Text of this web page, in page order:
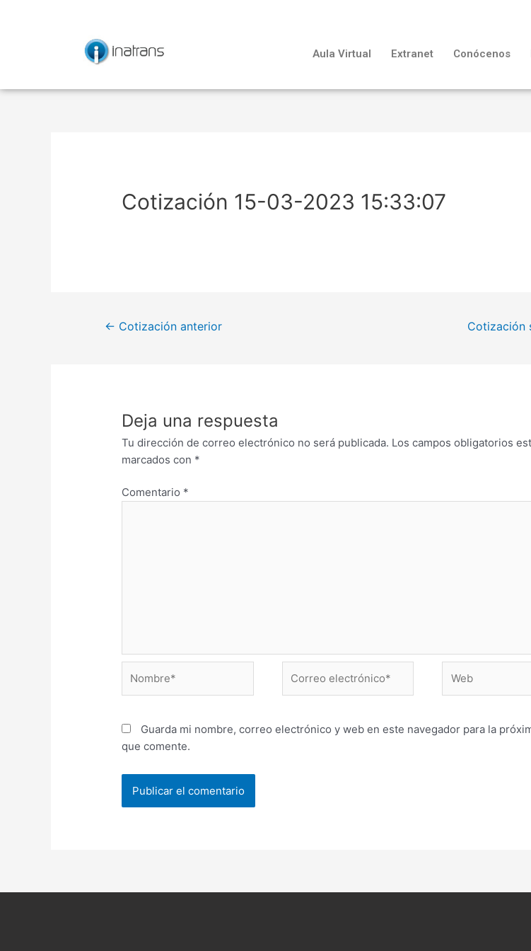
Aula Virtual Extranet Conócenos
Cotización 15-03-2023 15:33:07
entradas
← Cotización anterior Cotización
Deja una respuesta
Tu dirección de correo electrónico no será publicada. Los campos obligatorios
marcados con *
Comentario *
electrónico*
Guarda mi nombre, correo electrónico y web en este navegador para la
que comente.